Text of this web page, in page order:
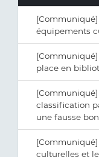
équipements
[Communiqué]
place en
classification
une fausse
culturelles et